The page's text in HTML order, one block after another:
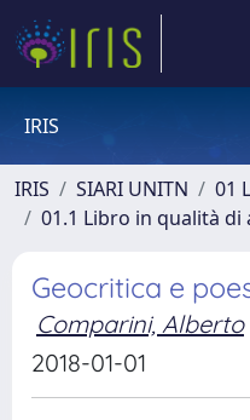
IRIS
IRIS SIARI UNITN
01
01.1 Libro in qualità
Geocritica e
Comparini, Alberto
2018-01-01